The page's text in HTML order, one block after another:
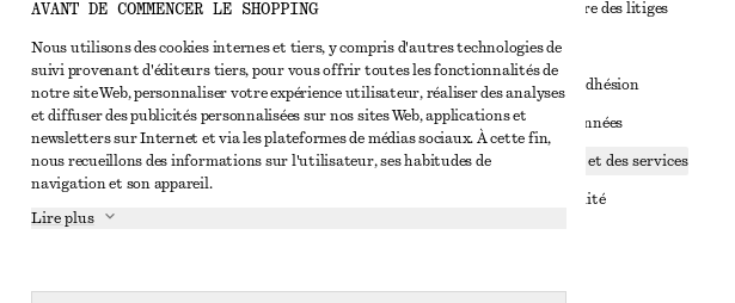
Instagram
Pinterest
Facebook
Youtube
TikTok
Règlement extrajudiciaire des litiges
Conditions générales
Conditions générales d’adhésion
Cookies et partage de données
Paramètres des cookies et des services
Politique de confidentialité
AVANT DE COMMENCER LE SHOPPING
Nous utilisons des cookies internes et tiers, y compris d'autres technologies de
suivi provenant d'éditeurs tiers, pour vous offrir toutes les fonctionnalités de
notre site Web, personnaliser votre expérience utilisateur, réaliser des analyses
et diffuser des publicités personnalisées sur nos sites Web, applications et
newsletters sur Internet et via les plateformes de médias sociaux. À cette fin,
nous recueillons des informations sur l'utilisateur, ses habitudes de
navigation et son appareil.
Lire plus